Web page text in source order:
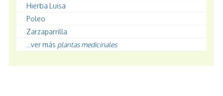
Hierba Luisa
Poleo
Zarzaparrilla
...ver más plantas medicinales